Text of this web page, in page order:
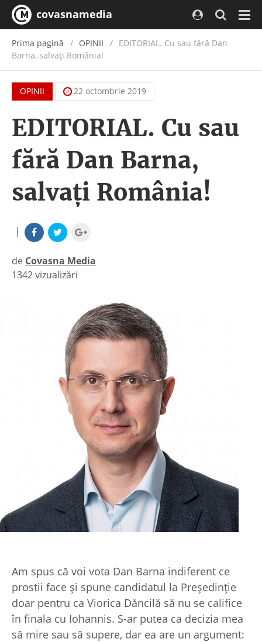
covasnamedia
Prima pagină OPINII
EDITORIAL. Cu sau fără Dan
Barna, salvaţi România!
OPINII 22 octombrie 2019
EDITORIAL. Cu sau
fără Dan Barna,
salvaţi România!
|
de Covasna Media
|
1342 vizualizări
Am spus că voi vota Dan Barna indiferent ce
prostii face şi spune candidatul la Preşedinţie
doar pentru ca Viorica Dăncilă să nu se califice
în finala cu Iohannis. S-ar putea ca decizia mea
să mire sau să supere, dar ea are un argument: